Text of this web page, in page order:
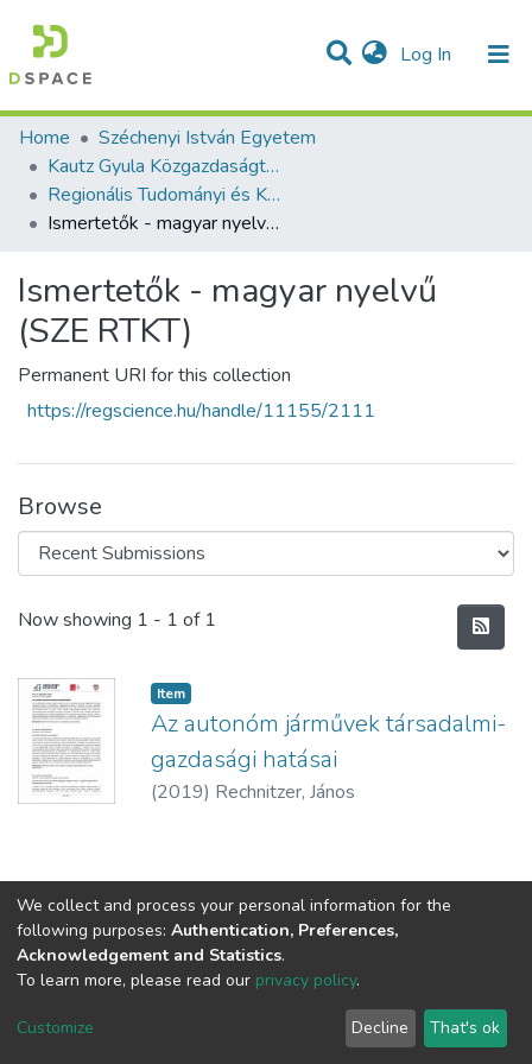
Log In (current)
Communities & Collections
Statistics
All of DSpace
Home
Széchenyi István Egyetem
Kautz Gyula Közgazdaságtudományi Kar
Regionális Tudományi és Közpolitikai Tanszék
Ismertetők - magyar nyelvű (SZE RTKT)
Ismertetők - magyar nyelvű
(SZE RTKT)
Permanent URI for this collection
https://regscience.hu/handle/11155/2111
Browse
Recent Submissions
Now showing 1 - 1 of 1
Item
Az autonóm járművek társadalmi-
gazdasági hatásai
(2019) Rechnitzer, János
Cookie
End User
Agreement
Send
Feedback
We collect and process your personal information for the
following purposes: Authentication, Preferences,
Acknowledgement and Statistics.
To learn more, please read our privacy policy.
Customize Decline That's ok